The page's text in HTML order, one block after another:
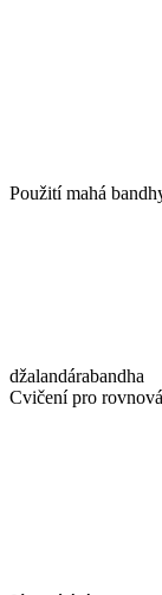
Použití mahá
džalandárabandha
Cvičení pro